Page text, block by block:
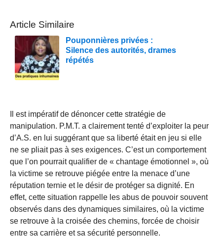
Article Similaire
Pouponnières privées :
Silence des autorités, drames
répétés
Il est impératif de dénoncer cette stratégie de
manipulation. P.M.T. a clairement tenté d’exploiter la peur
d’A.S. en lui suggérant que sa liberté était en jeu si elle
ne se pliait pas à ses exigences. C’est un comportement
que l’on pourrait qualifier de « chantage émotionnel », où
la victime se retrouve piégée entre la menace d’une
réputation ternie et le désir de protéger sa dignité. En
effet, cette situation rappelle les abus de pouvoir souvent
observés dans des dynamiques similaires, où la victime
se retrouve à la croisée des chemins, forcée de choisir
entre sa carrière et sa sécurité personnelle.